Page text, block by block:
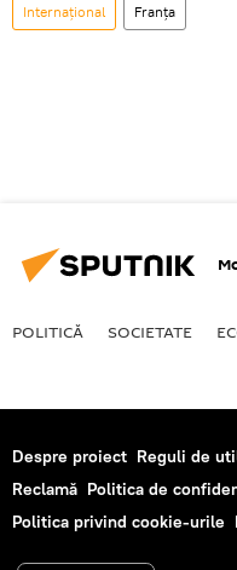
Internaţional Franța
POLITICĂ SOCIETATE
Despre proiect Reguli de
Reclamă Politica de
Politica privind cookie-urile